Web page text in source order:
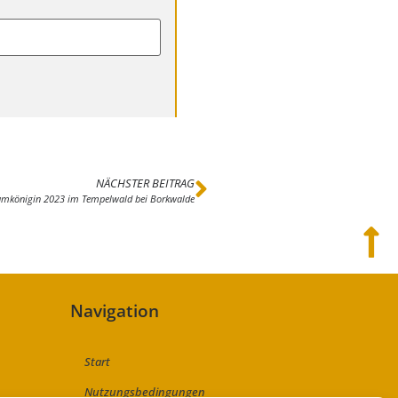
NÄCHSTER BEITRAG
2023 im Tempelwald bei Borkwalde
Navigation
Start
Nutzungsbedingungen